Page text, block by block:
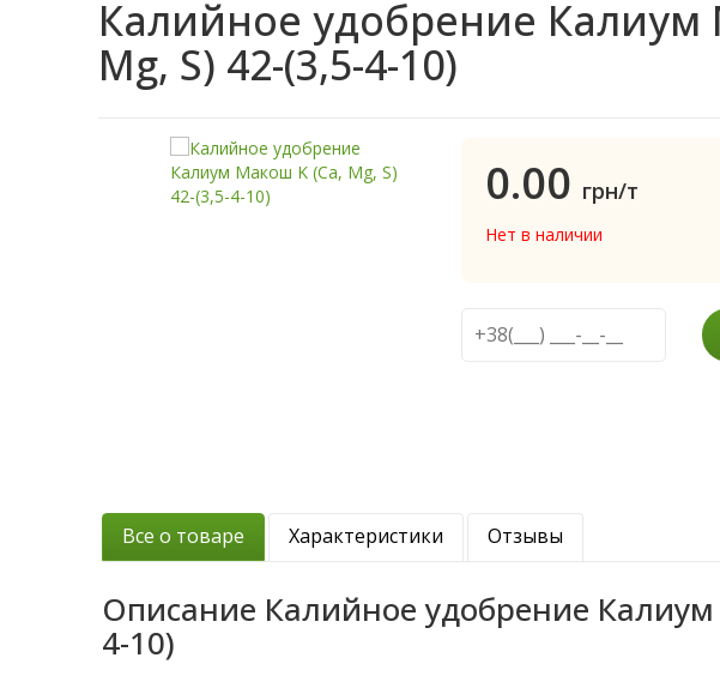
Калийное удобрение Калиум
Mg, S) 42-(3,5-4-10)
0.00 грн/т
Нет в наличии
Все о товаре Характеристики Отзывы
Описание Калийное удобрение
4-10)